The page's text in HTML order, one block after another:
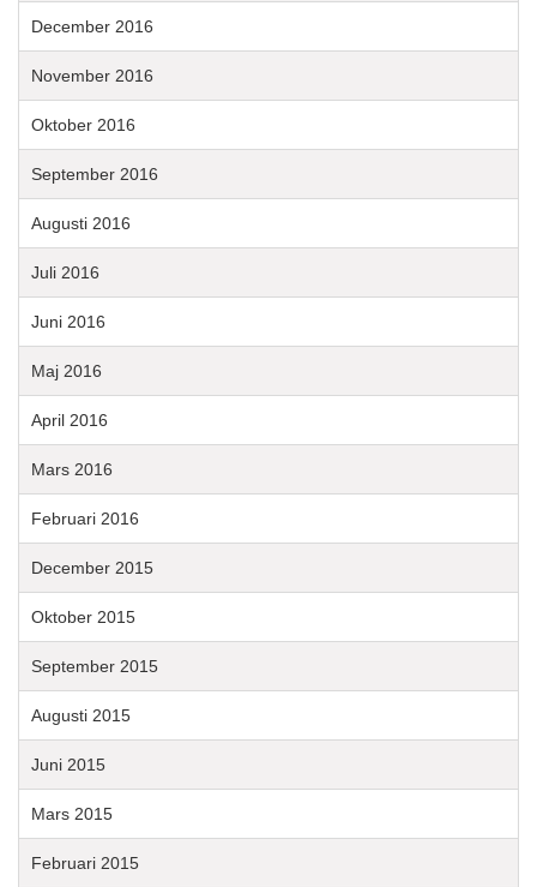
December 2016
November 2016
Oktober 2016
September 2016
Augusti 2016
Juli 2016
Juni 2016
Maj 2016
April 2016
Mars 2016
Februari 2016
December 2015
Oktober 2015
September 2015
Augusti 2015
Juni 2015
Mars 2015
Februari 2015